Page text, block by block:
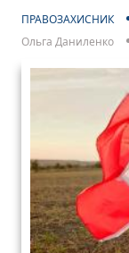
ПРАВОЗАХИСНИК
Ольга Даниленко